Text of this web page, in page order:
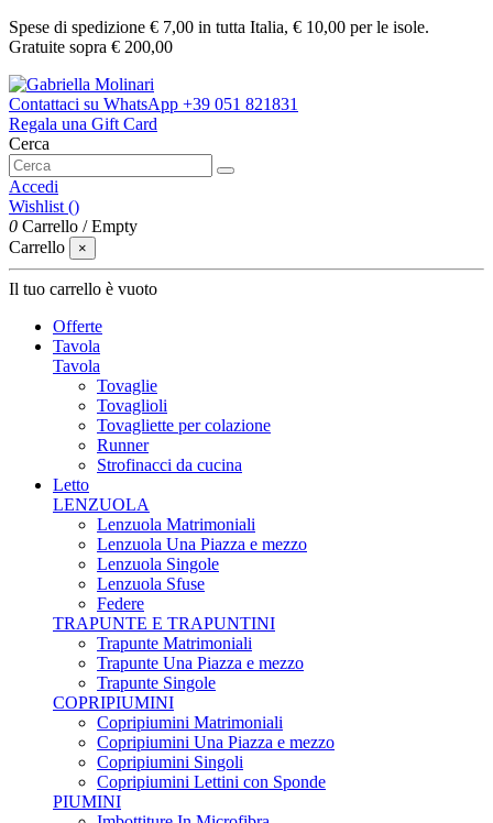
Spese di spedizione € 7,00 in tutta Italia, € 10,00 per le isole.
Gratuite sopra € 200,00
Contattaci su WhatsApp +39 051 821831
Regala una Gift Card
Cerca
Accedi
Wishlist ()
0 Carrello /Empty
Carrello
×
Il tuo carrello è vuoto
Offerte
Tavola
Tavola
Tovaglie
Tovaglioli
Tovagliette per colazione
Runner
Strofinacci da cucina
Letto
LENZUOLA
Lenzuola Matrimoniali
Lenzuola Una Piazza e mezzo
Lenzuola Singole
Lenzuola Sfuse
Federe
TRAPUNTE E TRAPUNTINI
Trapunte Matrimoniali
Trapunte Una Piazza e mezzo
Trapunte Singole
COPRIPIUMINI
Copripiumini Matrimoniali
Copripiumini Una Piazza e mezzo
Copripiumini Singoli
Copripiumini Lettini con Sponde
PIUMINI